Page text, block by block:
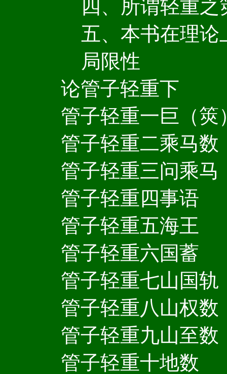
四、所谓轻重
五、本书在理
局限性
论管子轻重下
管子轻重一巨（筴
管子轻重二乘马数
管子轻重三问乘马
管子轻重四事语
管子轻重五海王
管子轻重六国蓄
管子轻重七山国轨
管子轻重八山权数
管子轻重九山至数
管子轻重十地数